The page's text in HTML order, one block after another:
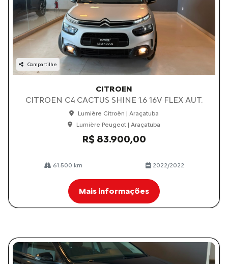
Compartilhe
CITROEN
CITROEN C4 CACTUS SHINE 1.6 16V FLEX AUT.
Lumière Citroën | Araçatuba
Lumière Peugeot | Araçatuba
R$ 83.900,00
61.500 km 2022/2022
Mais informações